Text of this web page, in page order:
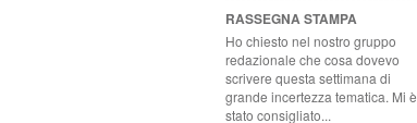
RASSEGNA STAMPA
Ho chiesto nel nostro gruppo
redazionale che cosa dovevo
scrivere questa settimana di
grande incertezza tematica. Mi è
stato consigliato...